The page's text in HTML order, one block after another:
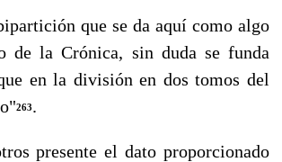
que se da aquí como algo
de la Crónica, sin du­da se funda
en la división en dos tomos del
263.
presente el dato proporcionado